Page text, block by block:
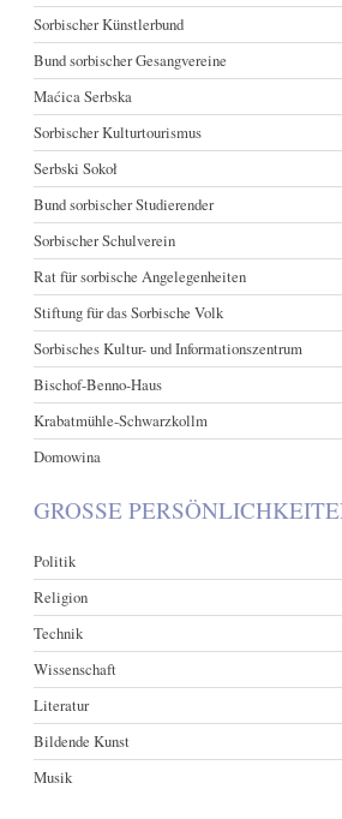
Sorbischer Künstlerbund
Bund sorbischer Gesangvereine
Maćica Serbska
Sorbischer Kulturtourismus
Serbski Sokoł
Bund sorbischer Studierender
Sorbischer Schulverein
Rat für sorbische Angelegenheiten
Stiftung für das Sorbische Volk
Sorbisches Kultur- und Informationszentrum
Bischof-Benno-Haus
Krabatmühle-Schwarzkollm
Domowina
GROSSE PERSÖNLICHKEITEN
Politik
Religion
Technik
Wissenschaft
Literatur
Bildende Kunst
Musik